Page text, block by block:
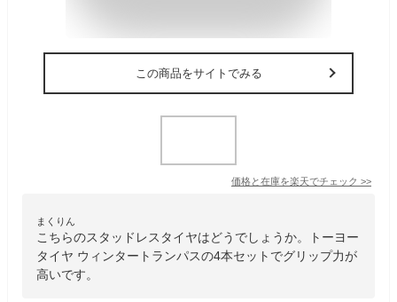
この商品をサイトでみる
価格と在庫を楽天でチェック >>
まくりん
こちらのスタッドレスタイヤはどうでしょうか。トーヨー
タイヤ ウィンタートランパスの4本セットでグリップ力が
高いです。